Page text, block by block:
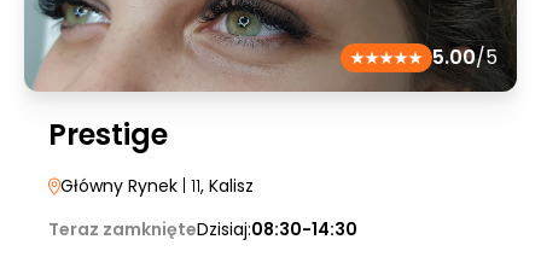
5.00/5
Prestige
Główny Rynek | 11, Kalisz
Teraz zamknięteDzisiaj:08:30-14:30